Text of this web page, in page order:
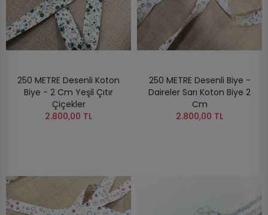
250 METRE Desenli Koton
Biye - 2 Cm Yeşil Çıtır
Çiçekler
2.800,00 TL
250 METRE Desenli Biye -
Daireler Sarı Koton Biye 2
Cm
2.800,00 TL